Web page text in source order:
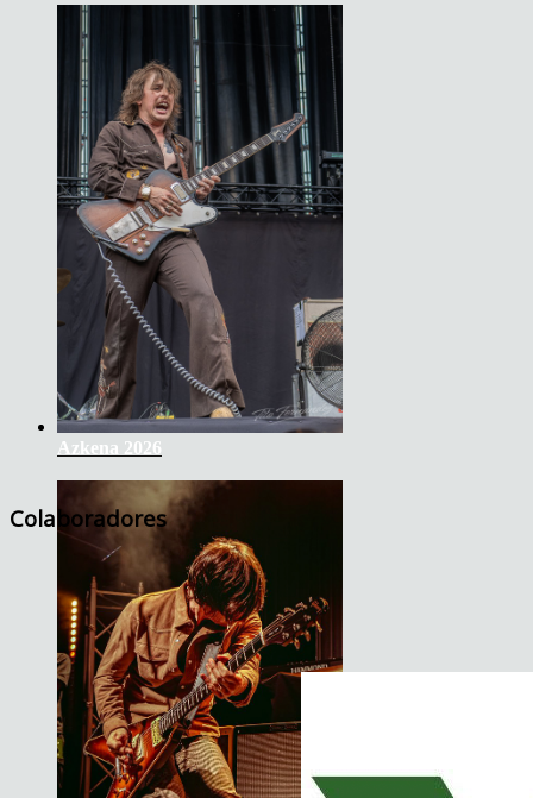
Azkena 2026
Colaboradores